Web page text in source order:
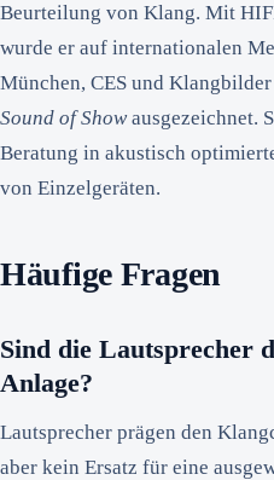
Beurteilung von Klang. Mit
wurde er auf internationalen
München, CES und
Sound of Showausgezeichnet.
Beratung in akustisch
von Einzelgeräten.
Häufige Fragen
Sind die Lautsprecher
Anlage?
Lautsprecher prägen den
aber kein Ersatz für eine